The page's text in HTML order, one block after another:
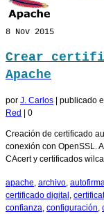
8 Nov 2015
Crear
Apache
por J. Carlos | publicado
Red | 0
Creación de certificado
conexión con OpenSSL.
CAcert y certificados
apache archivo
certificado digital
confianza configuración